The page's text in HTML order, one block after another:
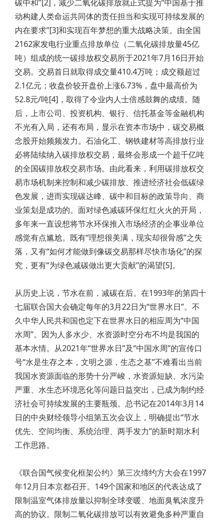
碳中和”[2]，减少二氧化碳排放就正式提为“中国基于推
动构建人类命运共同体的责任担当和实现可持续发展的
内在要求”[3]和实现百年梦想的重大战略决策。由全国
2162家发电行业重点排放单位（二氧化碳排放量45亿
吨）组成的统一碳排放权交易所于2021年7月16日开始
交易。交易首日就取得成交量410.4万吨；成交额超过
2.1亿元；收盘价较开盘价上涨6.73%，盘中最高价为
52.8元/吨[4]，取得了令业内人士倍感鼓舞的成绩。随
后，上市公司、投资机构、银行、信托基金等金融机构
不光有入局，还有布局，显示在资本市场中，碳交易概
念股开始频频发力。石油化工、钢铁建材等高排放行业
必将陆续纳入碳排放权交易，最终会形成一个超千亿吨
的全国碳排放权交易市场。由此看来，利用碳排放权交
易市场机制来控制和减少碳排放、推进经济社会低碳绿
色发展，进而实现碳达峰、碳中和目标的政策导向、商
业策划是成功的。面对绿色减碳环保红红火火的开局，
多年来一直设想将节水环保推入市场经济的企事业单位
感觉有点尴尬。既有“理想很美满，现实却很骨感”之失
落，又有“如何才能做到像碳交易那样尽快市场化”的探
究，更有“为绿色减碳做出更大贡献”的渴望[5]。
从历史上说，节水在前，减碳在后。在1993年的第四十
七届联合国大会确定每年的3月22日为“世界水日”。不
久中华人民共和国也定下在世界水日的相应周为“中国
水周”。因为人多水少、水资源时空分布不均是我国的
基本水情。从2021年“世界水日”及“中国水周”的宣传口
号“水是生存之本，文明之源，生态之基”不难看出当前
我国水资源面临的形势十分严峻，水资源短缺、水污染
严重、水生态环境恶化等问题日益突出，已成为制约经
济社会可持续发展的主要瓶颈。总书记在2014年3月14
日的中央财经领导小组第五次会议上，明确提出“节水
优先、空间均衡、系统治理、两手发力”的新时期水利
工作思路。
《联合国气候变化框架公约》第三次缔约方大会在1997
年12月日本京都召开。149个国家和地区的代表达成了
限制温室气体排放量以抑制全球变暖、地面臭氧浓度升
高的协议。限制二氧化碳排放可以有效避免多种严重自